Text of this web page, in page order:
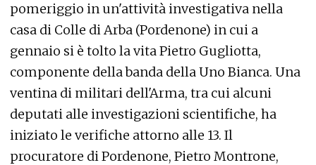
pomeriggio in un'attività investigativa nella
casa di Colle di Arba (Pordenone) in cui a
gennaio si è tolto la vita Pietro Gugliotta,
componente della banda della Uno Bianca. Una
ventina di militari dell'Arma, tra cui alcuni
deputati alle investigazioni scientifiche, ha
iniziato le verifiche attorno alle 13. Il
procuratore di Pordenone, Pietro Montrone,